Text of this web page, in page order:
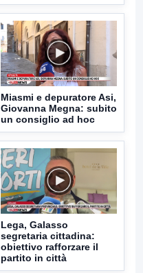
Miasmi e depuratore Asi,
Giovanna Megna: subito
un consiglio ad hoc
Lega, Galasso
segretaria cittadina:
obiettivo rafforzare il
partito in città